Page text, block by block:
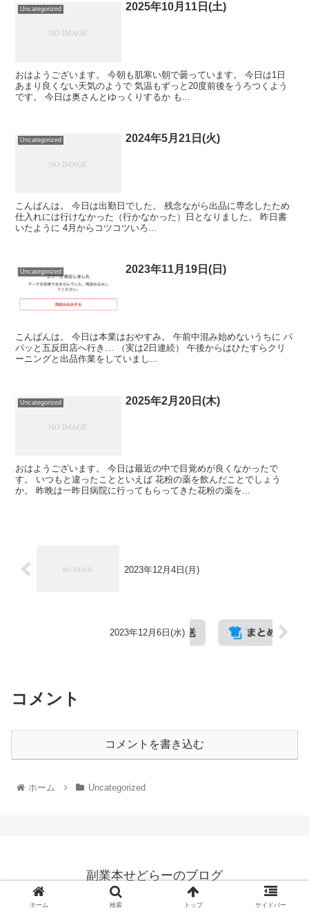
Uncategorized 2025年10月11日(土)
おはようございます。 今朝も肌寒い朝で曇っています。 今日は1日
あまり良くない天気のようで 気温もずっと20度前後をうろつくよう
です。 今日は奥さんとゆっくりするか も...
Uncategorized 2024年5月21日(火)
こんばんは。 今日は出勤日でした。 残念ながら出品に専念したため
仕入れには行けなかった（行かなかった）日となりました。 昨日書
いたように 4月からコツコツいろ...
Uncategorized 2023年11月19日(日)
こんばんは。 今日は本業はおやすみ。 午前中混み始めないうちに パ
パッと五反田店へ行き… （実は2日連続） 午後からはひたすらクリ
ーニングと出品作業をしていまし...
Uncategorized 2025年2月20日(木)
おはようございます。 今日は最近の中で目覚めが良くなかったで
す。 いつもと違ったことといえば 花粉の薬を飲んだことでしょう
か。 昨晩は一昨日病院に行ってもらってきた花粉の薬を...
2023年12月4日(月)
2023年12月6日(水)
コメント
コメントを書き込む
ホーム Uncategorized
副業本せどらーのブログ
© 2023 副業本せどらーのブログ.
ホーム 検索 トップ サイドバー